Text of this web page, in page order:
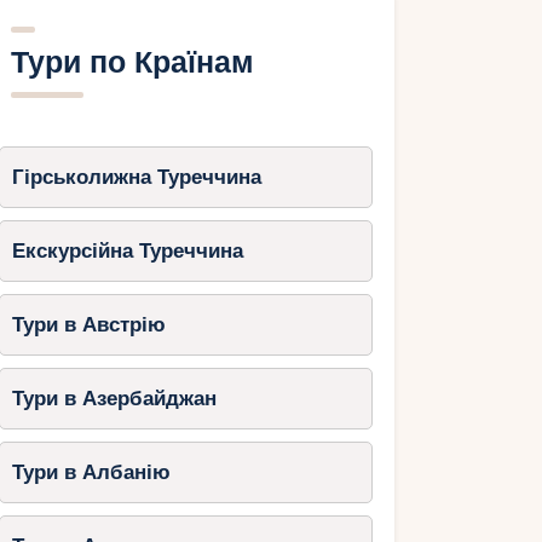
Тури по Країнам
Гірськолижна Туреччина
Екскурсійна Туреччина
Тури в Австрію
Тури в Азербайджан
Тури в Албанію